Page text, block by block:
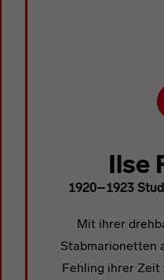
Ilse
1920–1923
Mit ihrer
Stabmarionetten
Fehling ihrer Zeit